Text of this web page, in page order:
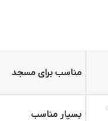
مناسب برای مسجد
بسیار مناسب